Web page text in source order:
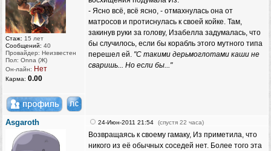
Стаж: 15 лет
Сообщений: 40
Провайдер: Неизвестен
Пол: Onna (Ж)
Он-лайн: Нет
Карма: 0.00
- Ясно всё, всё ясно, - отмахнулась она от
матросов и протиснулась к своей койке. Там,
закинув руки за голову, Изабелла задумалась, что
бы случилось, если бы корабль этого мутного типа
перешел ей. "С такими дерьмоглотами каши не
сваришь... Но если бы..."
Asgaroth 24-Июн-2011 21:54 (спустя 22 часа)
Возвращаясь к своему гамаку, Из приметила, что
никого из её обычных соседей нет. Более того эта